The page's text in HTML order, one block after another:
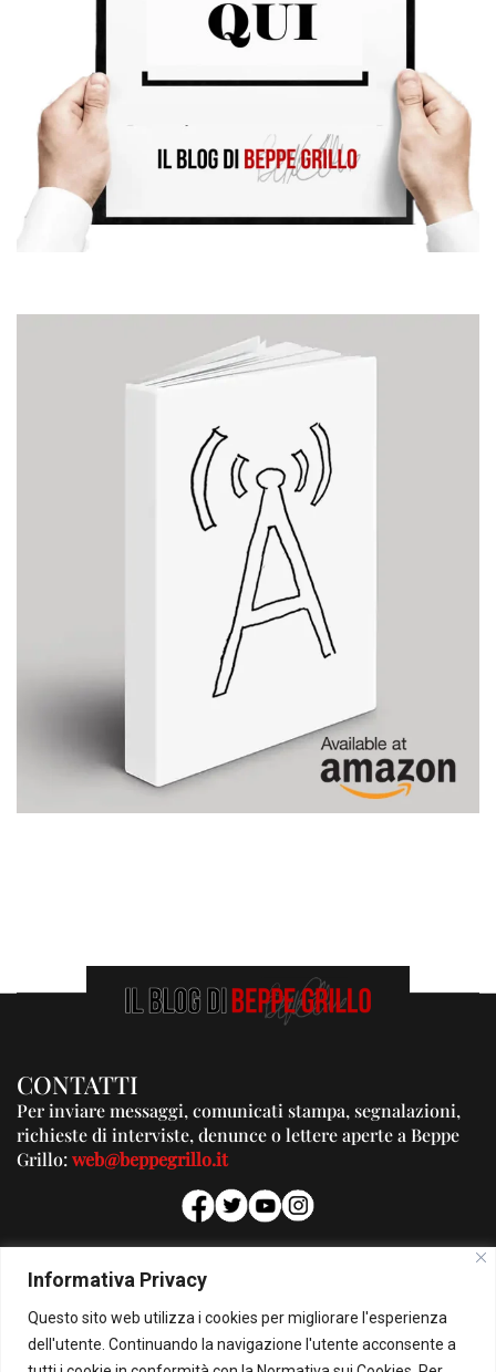
Informativa Privacy
Questo sito web utilizza i cookies per migliorare l'esperienza
dell'utente. Continuando la navigazione l'utente acconsente a
CONTATTI
Per inviare messaggi, comunicati stampa, segnalazioni,
richieste di interviste, denunce o lettere aperte a Beppe
Grillo:web@beppegrillo.it
PUBBLICITA'
Per la tua pubblicità su questo Blog:
pubblicita@beppegrillo.it